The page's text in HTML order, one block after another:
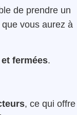
de prendre un
vous aurez à
fermées.
, ce qui offre